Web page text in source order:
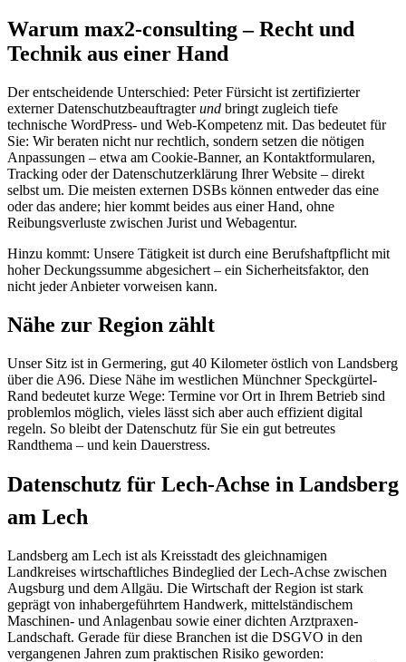
Warum max2-consulting – Recht und
Technik aus einer Hand
Der entscheidende Unterschied: Peter Fürsicht ist zertifizierter
externer Datenschutzbeauftragterund bringt zugleich tiefe
technische WordPress- und Web-Kompetenz mit. Das bedeutet für
Sie: Wir beraten nicht nur rechtlich, sondern setzen die nötigen
Anpassungen – etwa am Cookie-Banner, an Kontaktformularen,
Tracking oder der Datenschutzerklärung Ihrer Website – direkt
selbst um. Die meisten externen DSBs können entweder das eine
oder das andere; hier kommt beides aus einer Hand, ohne
Reibungsverluste zwischen Jurist und Webagentur.
Hinzu kommt: Unsere Tätigkeit ist durch eine Berufshaftpflicht mit
hoher Deckungssumme abgesichert – ein Sicherheitsfaktor, den
nicht jeder Anbieter vorweisen kann.
Nähe zur Region zählt
Unser Sitz ist in Germering, gut 40 Kilometer östlich von Landsberg
über die A96. Diese Nähe im westlichen Münchner Speckgürtel-
Rand bedeutet kurze Wege: Termine vor Ort in Ihrem Betrieb sind
problemlos möglich, vieles lässt sich aber auch effizient digital
regeln. So bleibt der Datenschutz für Sie ein gut betreutes
Randthema – und kein Dauerstress.
Datenschutz für Lech-Achse in Landsberg
am Lech
Landsberg am Lech ist als Kreisstadt des gleichnamigen
Landkreises wirtschaftliches Bindeglied der Lech-Achse zwischen
Augsburg und dem Allgäu. Die Wirtschaft der Region ist stark
geprägt von inhabergeführtem Handwerk, mittelständischem
Maschinen- und Anlagenbau sowie einer dichten Arztpraxen-
Landschaft. Gerade für diese Branchen ist die DSGVO in den
vergangenen Jahren zum praktischen Risiko geworden: